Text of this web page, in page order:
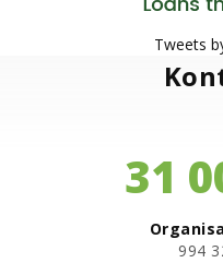
Tweets
31
​994